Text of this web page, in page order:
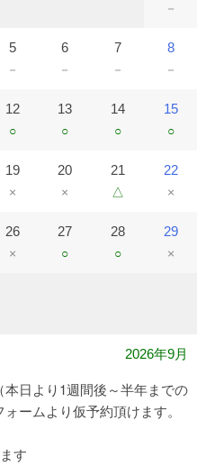
－
5
－
6
－
7
－
8
－
12
○
13
○
14
○
15
○
19
×
20
×
21
△
22
×
26
×
27
○
28
○
29
×
2026年9月
日より1週間後～半年までの
ームより仮予約頂けます。
す